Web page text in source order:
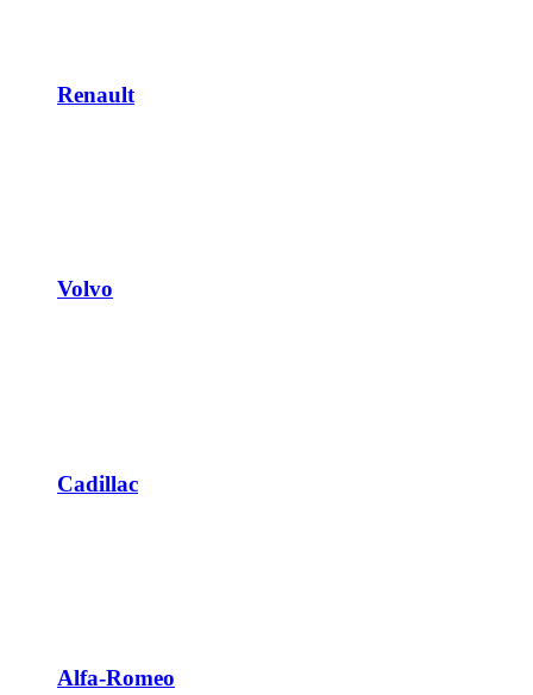
Renault
Volvo
Cadillac
Alfa-Romeo